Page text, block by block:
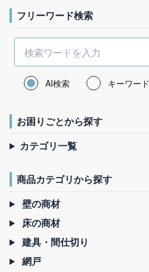
フリーワード検索
AI検索 キーワード
お困りごとから探す
カテゴリ一覧
商品カテゴリから探す
壁の商材
床の商材
建具・間仕切り
網戸